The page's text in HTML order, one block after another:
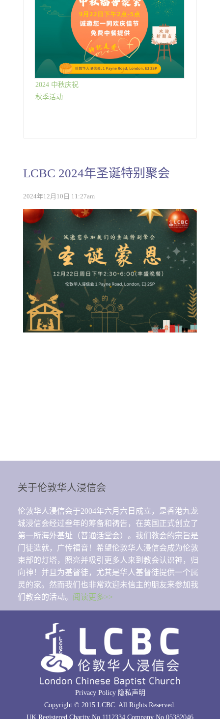
2024 中秋庆祝
秋季活动
LCBC 2024年圣诞特别聚会
2024年12月10日 11:27am
关于伦敦华人浸信会
伦敦华人浸信会于2004年六月六日成立，是香港九龙
城浸信会经过叁年的筹备和祷告，在英国正式创立了
第一所海外基址（普通话堂会）。我们教会的宗旨是
门徒造就，广传福音！希望伦敦华人浸信会成为伦敦
束部的灯塔，照亮并吸引更多人来到教会认识神，归
向神！并且为基督徒，尤其是华人基督徒提供一个属
灵的家。然而我们也非常欢迎未信主的朋友来参加我
们教会的活动。 阅读更多>>
Privacy Policy 隐私声明
Copyright © 2015 LCBC. All Rights Reserved.
UK Registered Charity No.1112334 Company No.05382046